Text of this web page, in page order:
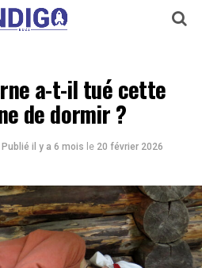
a-t-il tué cette
de dormir ?
Publié il y a 6 mois le 20 février 2026